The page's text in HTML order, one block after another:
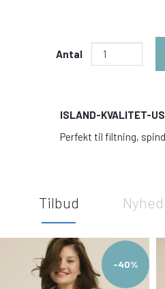
Antal
ISLAND-KVALITET-
Perfekt til filtning,
Tilbud
-40%